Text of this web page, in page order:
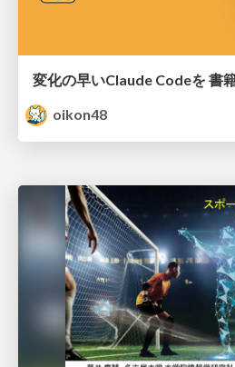
変化の早いClaude Codeを 書
oikon48